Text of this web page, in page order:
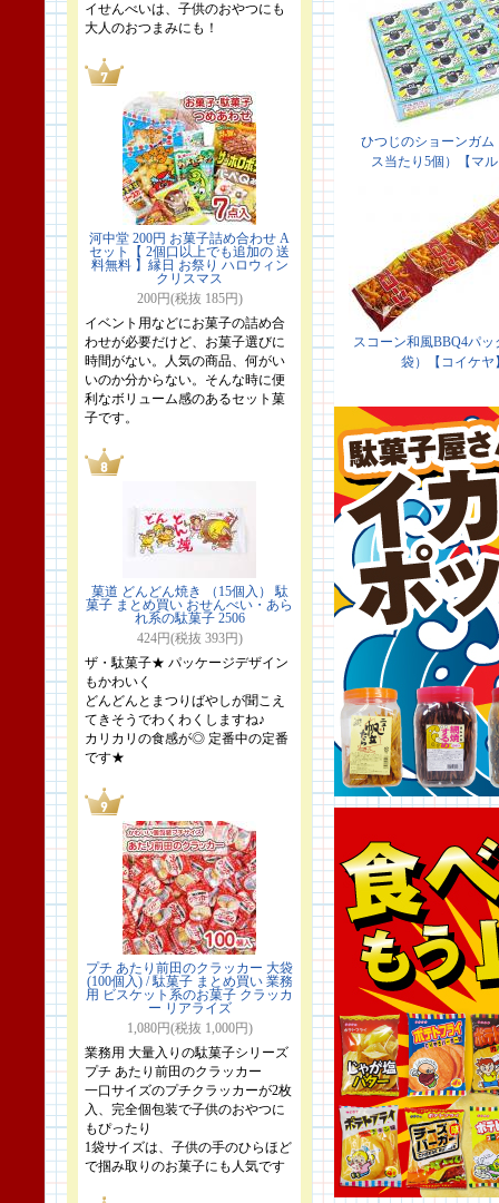
イせんべいは、子供のおやつにも
大人のおつまみにも！
河中堂 200円 お菓子詰め合わせ A
セット【 2個口以上でも追加の 送
料無料 】縁日 お祭り ハロウィン
クリスマス
200円(税抜 185円)
イベント用などにお菓子の詰め合
わせが必要だけど、お菓子選びに
時間がない。人気の商品、何がい
いのか分からない。そんな時に便
利なボリューム感のあるセット菓
子です。
菓道 どんどん焼き （15個入） 駄
菓子 まとめ買い おせんべい・あら
れ系の駄菓子 2506
424円(税抜 393円)
ザ・駄菓子★ パッケージデザイン
もかわいく
どんどんとまつりばやしが聞こえ
てきそうでわくわくしますね♪
カリカリの食感が◎ 定番中の定番
です★
プチ あたり前田のクラッカー 大袋
(100個入) / 駄菓子 まとめ買い 業務
用 ビスケット系のお菓子 クラッカ
ー リアライズ
1,080円(税抜 1,000円)
業務用 大量入りの駄菓子シリーズ
プチ あたり前田のクラッカー
一口サイズのプチクラッカーが2枚
入、完全個包装で子供のおやつに
もぴったり
1袋サイズは、子供の手のひらほど
で掴み取りのお菓子にも人気です